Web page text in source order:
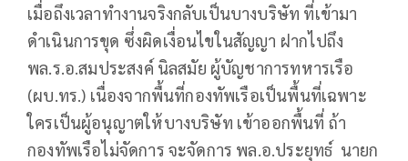
เมื่อถึงเวลาทำงานจริงกลับเป็นบางบริษัท ที่เข้ามา
ดำเนินการขุด ซึ่งผิดเงื่อนไขในสัญญา ฝากไปถึง
พล.ร.อ.สมประสงค์ นิลสมัย ผู้บัญชาการทหารเรือ
(ผบ.ทร.) เนื่องจากพื้นที่กองทัพเรือเป็นพื้นที่เฉพาะ
ใครเป็นผู้อนุญาตให้บางบริษัท เข้าออกพื้นที่ ถ้า
กองทัพเรือไม่จัดการ จะจัดการ พล.อ.ประยุทธ์ นายก